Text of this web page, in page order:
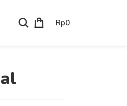
Rp0